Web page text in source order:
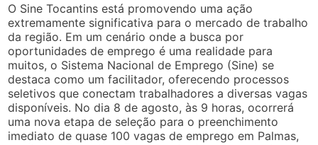
O Sine Tocantins está promovendo uma ação
extremamente significativa para o mercado de trabalho
da região. Em um cenário onde a busca por
oportunidades de emprego é uma realidade para
muitos, o Sistema Nacional de Emprego (Sine) se
destaca como um facilitador, oferecendo processos
seletivos que conectam trabalhadores a diversas vagas
disponíveis. No dia 8 de agosto, às 9 horas, ocorrerá
uma nova etapa de seleção para o preenchimento
imediato de quase 100 vagas de emprego em Palmas,